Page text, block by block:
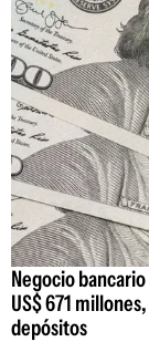
Negocio
US$ 671
depósitos